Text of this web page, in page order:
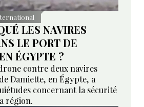
LES NAVIRES
LE PORT DE
ÉGYPTE ?
contre deux navires
Damiette, en Égypte, a
concernant la sécurité
région.